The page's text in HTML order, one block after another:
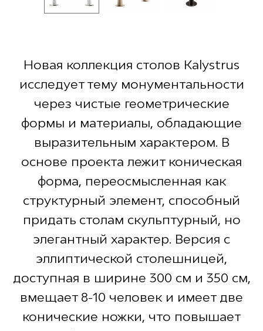
Новая коллекция столов Kalystrus
исследует тему монументальности
через чистые геометрические
формы и материалы, обладающие
выразительным характером. В
основе проекта лежит коническая
форма, переосмысленная как
структурный элемент, способный
придать столам скульптурный, но
элегантный характер. Версия с
эллиптической столешницей,
доступная в ширине 300 см и 350 см,
вмещает 8-10 человек и имеет две
конические ножки, что повышает